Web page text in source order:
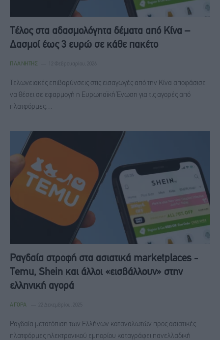
Τέλος στα αδασμολόγητα δέματα από Κίνα –
Δασμοί έως 3 ευρώ σε κάθε πακέτο
ΠΛΑΝΉΤΗΣ 12 Φεβρουαρίου, 2026
Τελωνειακές επιβαρύνσεις στις εισαγωγές από την Κίνα αποφάσισε
να θέσει σε εφαρμογή η Ευρωπαϊκή Ένωση για τις αγορές από
πλατφόρμες…
Ραγδαία στροφή στα ασιατικά marketplaces -
Temu, Shein και άλλοι «εισβάλλουν» στην
ελληνική αγορά
ΑΓΟΡΆ 22 Δεκεμβρίου, 2025
Ραγδαία μετατόπιση των Ελλήνων καταναλωτών προς ασιατικές
πλατφόρμες ηλεκτρονικού εμπορίου καταγράφει πανελλαδική